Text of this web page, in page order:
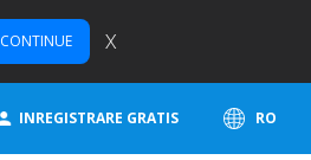
CONTINUE X
INREGISTRARE GRATIS RO